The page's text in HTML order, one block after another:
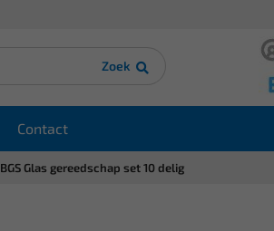
Zoek
Contact
BGS Glas gereedschap set 10 delig